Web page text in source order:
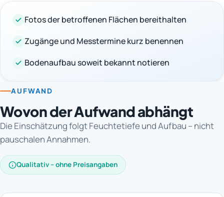
Fotos der betroffenen Flächen bereithalten
Zugänge und Messtermine kurz benennen
Bodenaufbau soweit bekannt notieren
AUFWAND
Wovon der Aufwand abhängt
Die Einschätzung folgt Feuchtetiefe und Aufbau – nicht
pauschalen Annahmen.
Qualitativ – ohne Preisangaben